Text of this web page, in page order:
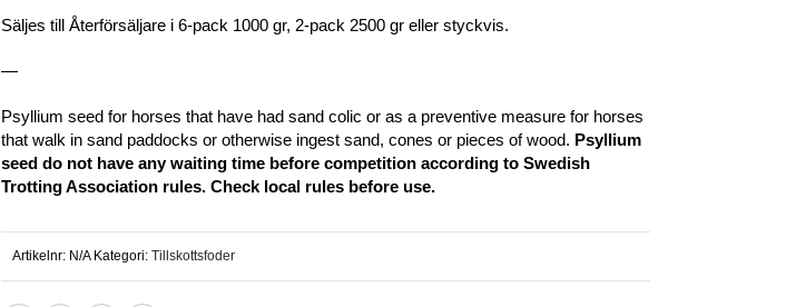
Säljes till Återförsäljare i 6-pack 1000 gr, 2-pack 2500 gr eller styckvis.
—
Psyllium seed for horses that have had sand colic or as a preventive measure for horses
that walk in sand paddocks or otherwise ingest sand, cones or pieces of wood. Psyllium
seed do not have any waiting time before competition according to Swedish
Trotting Association rules. Check local rules before use.
Artikelnr: N/A Kategori: Tillskottsfoder